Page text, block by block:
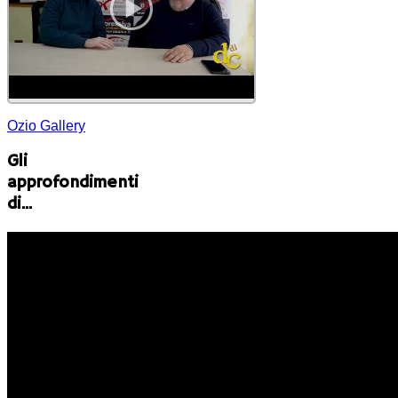
Ozio Gallery
Gli
approfondimenti
di...